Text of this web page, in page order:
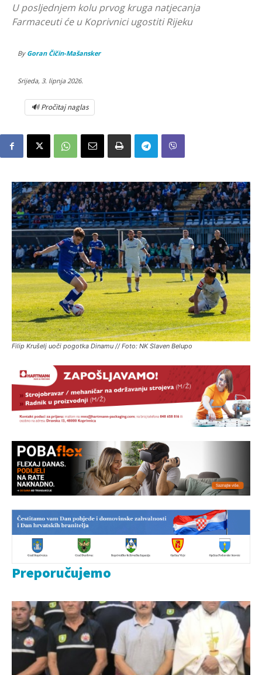
U posljednjem kolu prvog kruga natjecanja
Farmaceuti će u Koprivnici ugostiti Rijeku
By Goran Čičin-Mašansker
Srijeda, 3. lipnja 2026.
🔊 Pročitaj naglas
Filip Krušelj uoči pogotka Dinamu // Foto: NK Slaven Belupo
Preporučujemo